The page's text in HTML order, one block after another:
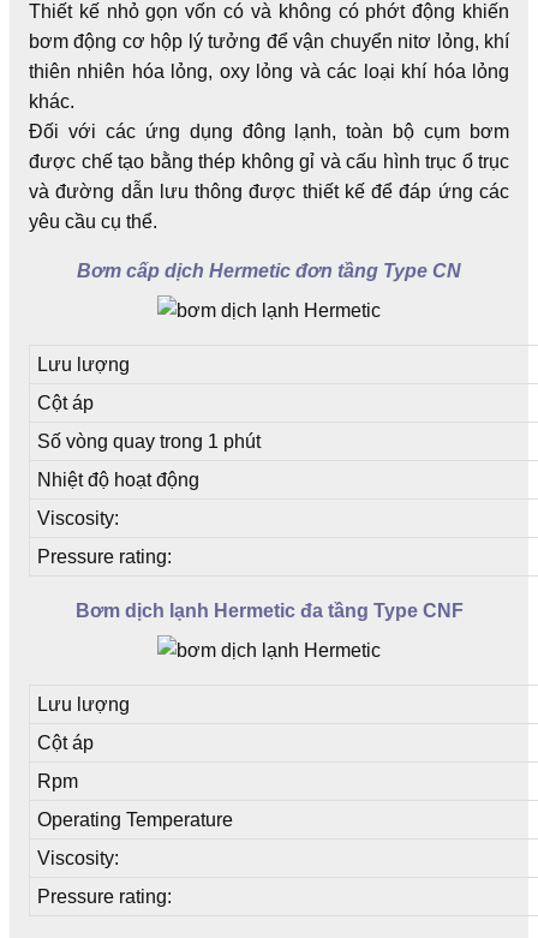
Thiết kế nhỏ gọn vốn có và không có phớt động khiến
bơm động cơ hộp lý tưởng để vận chuyển nitơ lỏng, khí
thiên nhiên hóa lỏng, oxy lỏng và các loại khí hóa lỏng
khác.
Đối với các ứng dụng đông lạnh, toàn bộ cụm bơm
được chế tạo bằng thép không gỉ và cấu hình trục ổ trục
và đường dẫn lưu thông được thiết kế để đáp ứng các
yêu cầu cụ thể.
Bơm cấp dịch Hermetic đơn tầng Type CN
Lưu lượng
Cột áp
Số vòng quay trong 1 phút
Nhiệt độ hoạt động
Viscosity:
Pressure rating:
Bơm dịch lạnh Hermetic đa tầng Type CNF
Lưu lượng
Cột áp
Rpm
Operating Temperature
Viscosity:
Pressure rating: